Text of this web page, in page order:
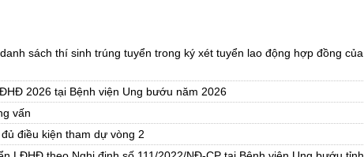
sách thí sinh trúng tuyển trong ký xét tuyển lao động hợp đồng của
2026 tại Bệnh viện Ung bướu năm 2026
vấn
điều kiện tham dự vòng 2